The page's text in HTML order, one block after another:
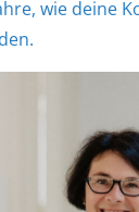
wie deine